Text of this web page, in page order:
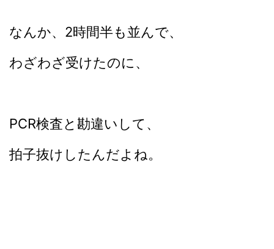
なんか、2時間半も並んで、
わざわざ受けたのに、
PCR検査と勘違いして、
拍子抜けしたんだよね。